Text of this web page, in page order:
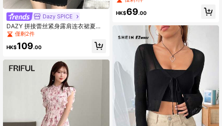
Dazy SPICE
DAZY 拼接蕾丝紧身露肩连衣裙夏季
太阳裙、迷你裙
僅剩2件
HK$109.00
HK$69.00